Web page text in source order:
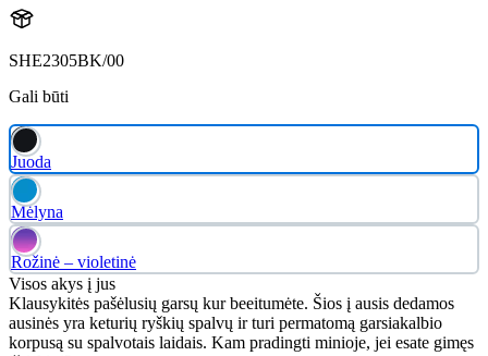
SHE2305BK/00
Gali būti
Juoda
Mėlyna
Rožinė – violetinė
Visos akys į jus
Klausykitės pašėlusių garsų kur beeitumėte. Šios į ausis dedamos
ausinės yra keturių ryškių spalvų ir turi permatomą garsiakalbio
korpusą su spalvotais laidais. Kam pradingti minioje, jei esate gimęs